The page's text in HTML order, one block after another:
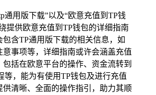
通用版下载”以及“欧意充值到TP钱
提供欧意充值到TP钱包的详细指南
包含TP通用版下载的相关信息，如
意事项等，详细指南或许会涵盖充值
包括在欧意平台的操作、资金流转到
等，能为有使用TP钱包及进行充值
供清晰、全面的操作指引，助力其顺